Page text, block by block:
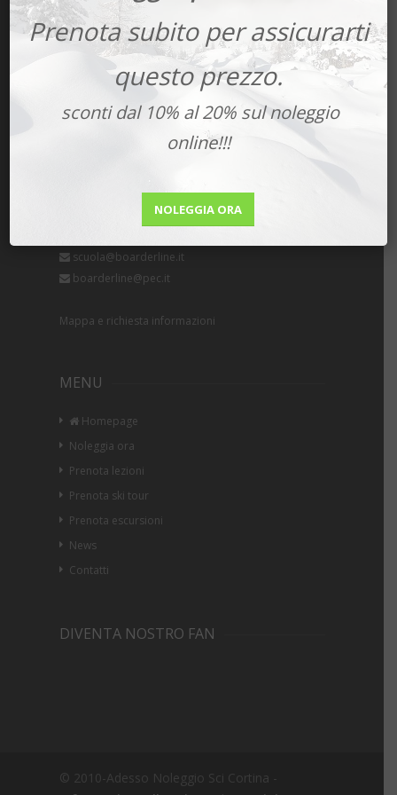
+39 331 2762156
scuola@boarderline.it
boarderline@pec.it
Mappa e richiesta informazioni
MENU
Homepage
Noleggia ora
Prenota lezioni
Prenota ski tour
Prenota escursioni
News
Contatti
DIVENTA NOSTRO FAN
© 2010-Adesso Noleggio Sci Cortina -
Prenota subito per assicurarti
questo prezzo.
sconti dal 10% al 20% sul noleggio
online!!!
NOLEGGIA ORA